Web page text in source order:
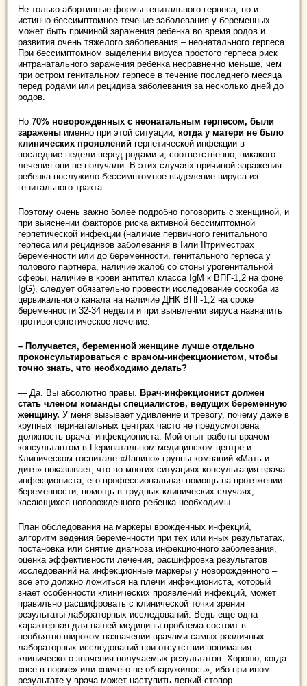
Не только абортивные формы генитального герпеса, но и
истинно бессимптомное течение заболевания у беременных
может быть причиной заражения ребенка во время родов и
развития очень тяжелого заболевания – неонатального герпеса.
При бессимптомном выделении вируса простого герпеса риск
интранатального заражения ребенка несравненно меньше, чем
при остром генитальном герпесе в течение последнего месяца
перед родами или рецидива заболевания за несколько дней до
родов.
Но 70% новорожденных с неонатальным герпесом, были
заражены именно при этой ситуации, когда у матери не было
клинических проявлений герпетической инфекции в
последние недели перед родами и, соответственно, никакого
лечения они не получали. В этих случаях причиной заражения
ребенка послужило бессимптомное выделение вируса из
генитального тракта.
Поэтому очень важно более подробно поговорить с женщиной, и
при выяснении факторов риска активной бессимптомной
герпетической инфекции (наличие первичного генитального
герпеса или рецидивов заболевания в Iили IIтриместрах
беременности или до беременности, генитального герпеса у
полового партнера, наличие жалоб со стоны урогенитальной
сферы, наличие в крови антител класса IgМ к ВПГ-1,2 на фоне
IgG), следует обязательно провести исследование соскоба из
цервикального канала на наличие ДНК ВПГ-1,2 на сроке
беременности 32-34 недели и при выявлении вируса назначить
противогерпетическое лечение.
– Получается, беременной женщине лучше отдельно
проконсультироваться с врачом-инфекционистом, чтобы
точно знать, что необходимо делать?
— Да. Вы абсолютно правы. Врач-инфекционист должен
стать членом команды специалистов, ведущих беременную
женщину. У меня вызывает удивление и тревогу, почему даже в
крупных перинатальных центрах часто не предусмотрена
должность врача- инфекциониста. Мой опыт работы врачом-
консультантом в Перинатальном медицинском центре и
Клиническом госпитале «Лапино» группы компаний «Мать и
дитя» показывает, что во многих ситуациях консультация врача-
инфекциониста, его профессиональная помощь на протяжении
беременности, помощь в трудных клинических случаях,
касающихся новорожденного ребенка необходимы.
План обследования на маркеры врожденных инфекций,
алгоритм ведения беременности при тех или иных результатах,
постановка или снятие диагноза инфекционного заболевания,
оценка эффективности лечения, расшифровка результатов
исследований на инфекционные маркеры у новорожденного –
все это должно ложиться на плечи инфекциониста, который
знает особенности клинических проявлений инфекций, может
правильно расшифровать с клинической точки зрения
результаты лабораторных исследований. Ведь еще одна
характерная для нашей медицины проблема состоит в
необъятно широком назначении врачами самых различных
лабораторных исследований при отсутствии понимания
клинического значения получаемых результатов. Хорошо, когда
«все в норме» или «ничего не обнаружилось», ибо при ином
результате у врача может наступить легкий стопор.